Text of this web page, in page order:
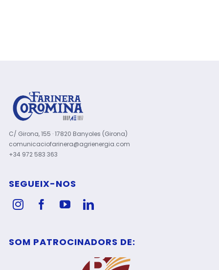
C/ Girona, 155 · 17820 Banyoles (Girona)
comunicaciofarinera@agrienergia.com
+34 972 583 363
SEGUEIX-NOS
SOM PATROCINADORS DE: